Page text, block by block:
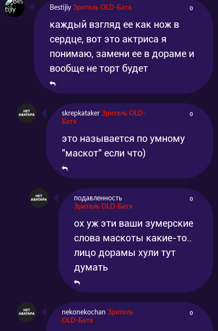
Bestijiy Зритель OLD-Батя 0
каждый взгляд ее как нож в
сердце, вот это актриса я
понимаю, замени ее в дораме и
вообще не торт будет
skrepkataker Зритель OLD-
Батя
0
это называется по умному
"маскот" если что)
подавленность
Зритель OLD-Батя
0
ох уж эти ваши зумерские
слова маскоты какие-то..
лицо дорамы хули тут
думать
nekonekochan Зритель
OLD-Батя
0